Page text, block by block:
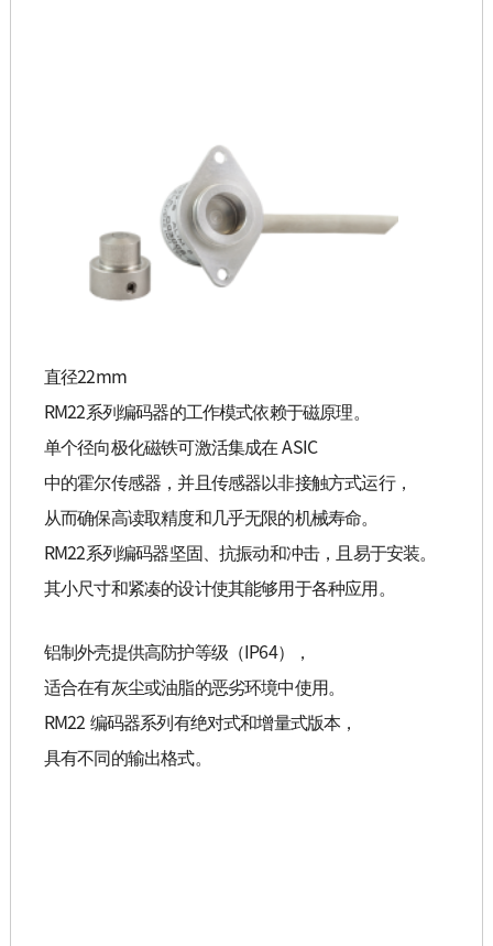
直径22mm
RM22系列编码器的工作模式依赖于磁原理。
单个径向极化磁铁可激活集成在 ASIC
中的霍尔传感器，并且传感器以非接触方式运行，
从而确保高读取精度和几乎无限的机械寿命。
RM22系列编码器坚固、抗振动和冲击，且易于安装。
其小尺寸和紧凑的设计使其能够用于各种应用。
铝制外壳提供高防护等级（IP64），
适合在有灰尘或油脂的恶劣环境中使用。
RM22 编码器系列有绝对式和增量式版本，
具有不同的输出格式。